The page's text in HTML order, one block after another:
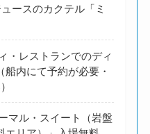
ースのカクテル「ミ
・レストランでのディ
内にて予約が必要・
マル・スイート（岩盤